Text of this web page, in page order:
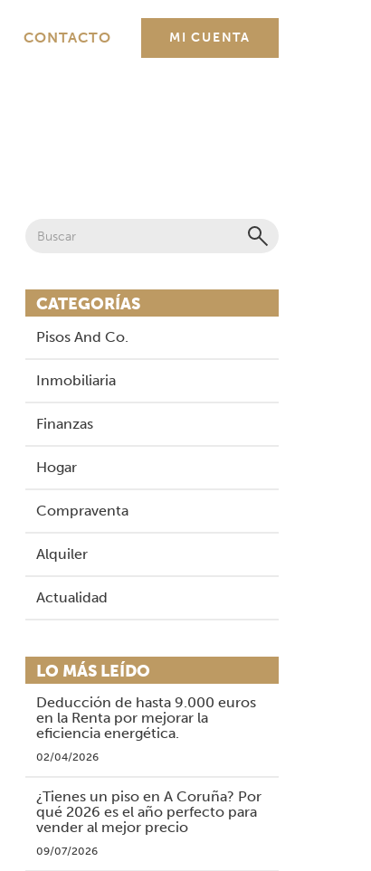
CONTACTO MI CUENTA
CATEGORÍAS
Pisos And Co.
Inmobiliaria
Finanzas
Hogar
Compraventa
Alquiler
Actualidad
LO MÁS LEÍDO
Deducción de hasta 9.000 euros
en la Renta por mejorar la
eficiencia energética.
02/04/2026
¿Tienes un piso en A Coruña? Por
qué 2026 es el año perfecto para
vender al mejor precio
09/07/2026